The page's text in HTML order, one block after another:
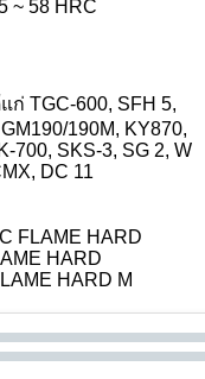
58 HRC
ก่ TGC-600, SFH 5,
190M, KY870,
700, SKS-3, SG 2, W
DC 11
FLAME HARD
HARD
HARD M